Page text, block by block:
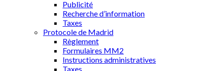
Publicité
Recherche d’information
Taxes
Protocole de Madrid
Règlement
Formulaires MM2
Instructions administratives
Taxes